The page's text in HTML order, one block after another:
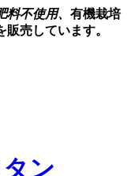
不使用、 有機栽培
販売しています。